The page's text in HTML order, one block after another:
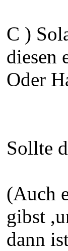
C )
diesen
Oder
Sollte
(Auch
gibst
dann